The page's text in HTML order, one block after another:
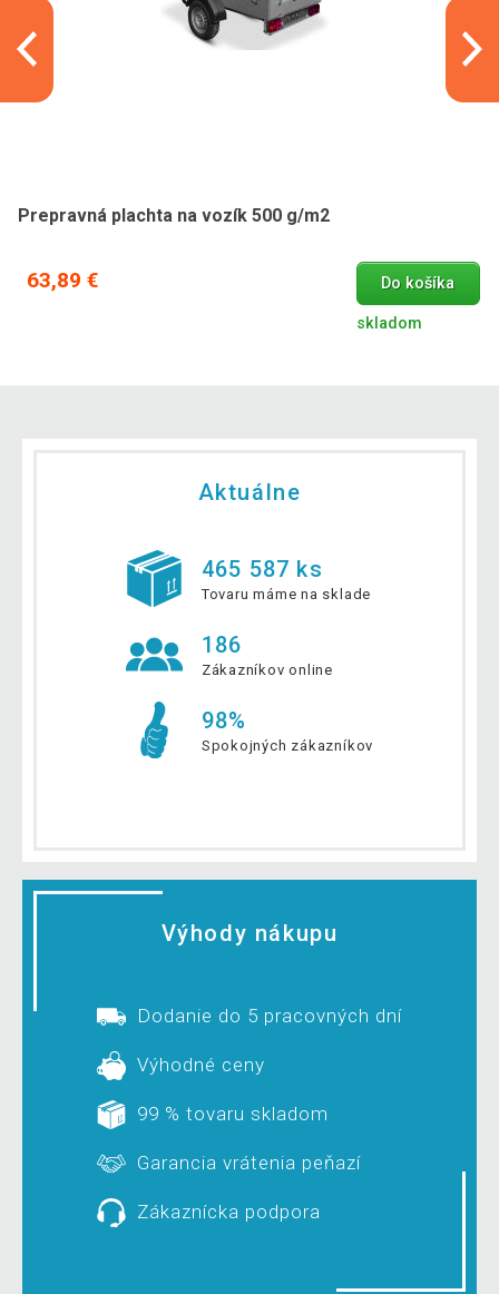
Prepravná plachta na vozík 500 g/m2
63,89 € Do košíka
skladom
Aktuálne
465 587 ks
Tovaru máme na sklade
186
Zákazníkov online
98%
Spokojných zákazníkov
Výhody nákupu
Dodanie do 5 pracovných dní
Výhodné ceny
99 % tovaru skladom
Garancia vrátenia peňazí
Zákaznícka podpora